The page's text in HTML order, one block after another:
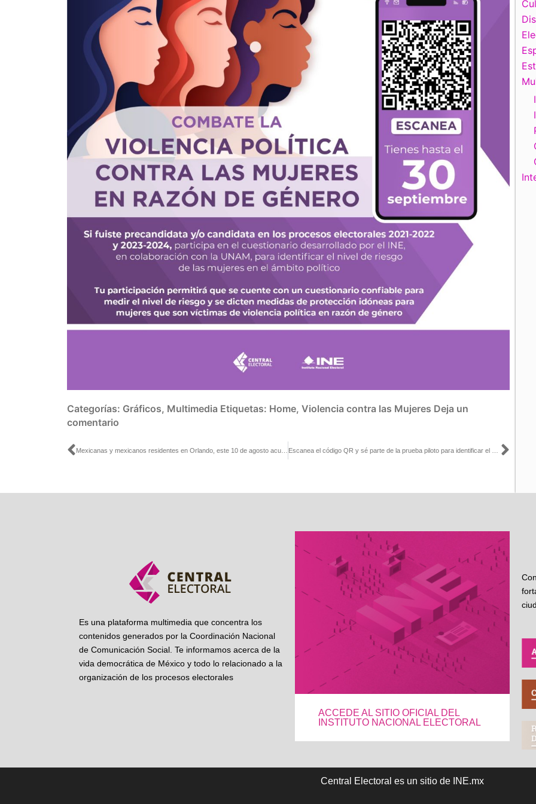
Categorías: Gráficos, Multimedia Etiquetas: Home, Violencia contra las Mujeres Deja un
comentario
Ant
Es una plataforma multimedia que concentra los
contenidos generados por la Coordinación Nacional
de Comunicación Social. Te informamos acerca de la
vida democrática de México y todo lo relacionado a la
organización de los procesos electorales
ACCEDE AL SITIO OFICIAL DEL
INSTITUTO NACIONAL ELECTORAL
Central Electoral es un sitio de INE.mx